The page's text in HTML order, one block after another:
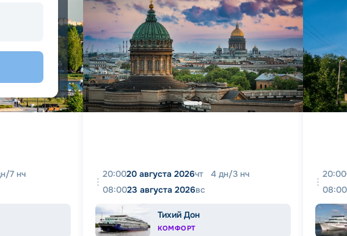
/7 нч
20:0020 августа 2026чт 4 дн/3 нч
08:0023 августа 2026вс
Тихий Дон
КОМФОРТ
20:00
08:00